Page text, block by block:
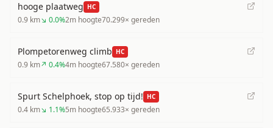
hooge plaatweg HC
0.9 km↘ 0.0%2m hoogte70.299× gereden
Plompetorenweg climb HC
0.9 km↗ 0.4%4m hoogte67.580× gereden
Spurt Schelphoek, stop op tijd! HC
0.4 km↘ 1.1%5m hoogte65.933× gereden